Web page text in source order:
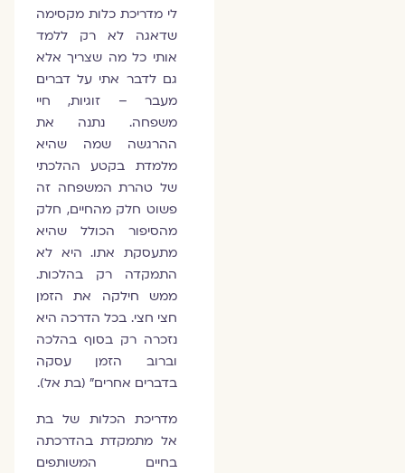
לי מדריכת כלות מקסימה
שדאגה לא רק ללמד
אותי כל מה שצריך אלא
גם לדבר אתי על דברים
מעבר – זוגיות, חיי
משפחה. נתנה את
ההרגשה שמה שהיא
מלמדת בקטע ההלכתי
של טהרת המשפחה זה
פשוט חלק מהחיים, חלק
מהסיפור הכולל שהיא
מתעסקת אתו. היא לא
התמקדה רק בהלכות.
ממש חילקה את הזמן
חצי חצי. בכל הדרכה היא
נזכרה רק בסוף בהלכה
וברוב הזמן עסקה
בדברים אחרים” (בת אל).
מדריכת הכלות של בת
אל מתמקדת בהדרכתה
בחיים המשותפים